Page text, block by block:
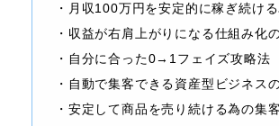
・月収100万円を安定的に稼ぎ続け
・収益が右肩上がりになる仕組み化
・自分に合った0→1フェイズ攻略法
・自動で集客できる資産型ビジネス
・安定して商品を売り続ける為の集